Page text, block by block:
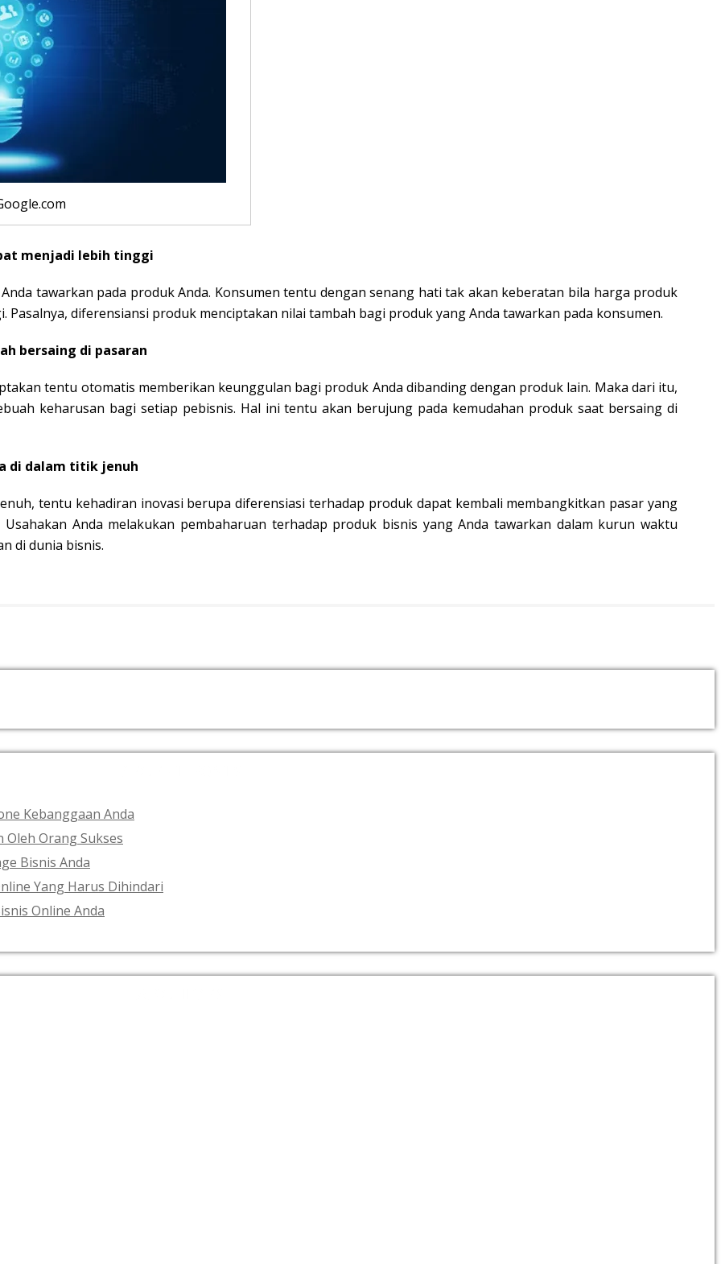
menjadi lebih tinggi
tawarkan pada produk Anda. Konsumen tentu dengan senang hati tak akan keberatan bila harga produk
Pasalnya, diferensiansi produk menciptakan nilai tambah bagi produk yang Anda tawarkan pada konsumen.
bersaing di pasaran
tentu otomatis memberikan keunggulan bagi produk Anda dibanding dengan produk lain. Maka dari itu,
keharusan bagi setiap pebisnis. Hal ini tentu akan berujung pada kemudahan produk saat bersaing di
di dalam titik jenuh
tentu kehadiran inovasi berupa diferensiasi terhadap produk dapat kembali membangkitkan pasar yang
Anda melakukan pembaharuan terhadap produk bisnis yang Anda tawarkan dalam kurun waktu
di dunia bisnis.
Kebanggaan Anda
Oleh Orang Sukses
Bisnis Anda
Yang Harus Dihindari
Online Anda